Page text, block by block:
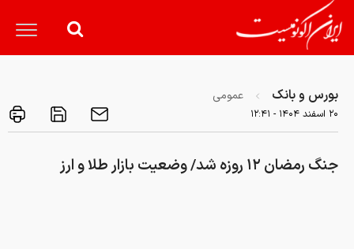
بورس و بانک عمومی
۲۰ اسفند ۱۴۰۴ - ۱۲:۴۱
جنگ رمضان ۱۲ روزه شد/ وضعیت بازار طلا و ارز